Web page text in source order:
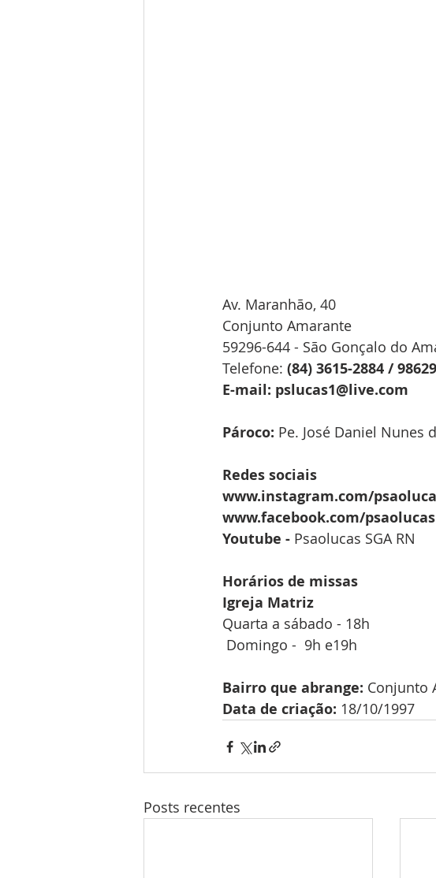
Av. Maranhão, 40
Conjunto Amarante
59296-644 - São Gonçalo do
Telefone: (84) 3615-2884 /
E-mail: pslucas1@live.com
Pároco: Pe. José Daniel Nunes
Redes sociais
www.instagram.com/
www.facebook.com/
Youtube - Psaolucas SGA RN
Horários de missas
Igreja Matriz
Quarta a sábado - 18h
Domingo -  9h e19h
Bairro que abrange: Conjunto
Data de criação: 18/10/1997
Posts recentes